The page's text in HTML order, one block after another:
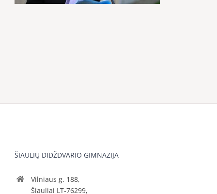
ŠIAULIŲ DIDŽDVARIO GIMNAZIJA
Vilniaus g. 188,
Šiauliai LT-76299,